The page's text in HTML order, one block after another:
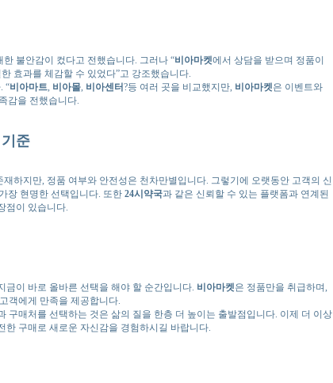
불안감이 컸다고 전했습니다. 그러나 “비아마켓에서 상담을 받으며 정품이
효과를 체감할 수 있었다”고 강조했습니다.
“비아마트, 비아몰, 비아센터?등 여러 곳을 비교했지만, 비아마켓은 이벤트와
감을 전했습니다.
준
재하지만, 정품 여부와 안전성은 천차만별입니다. 그렇기에 오랫동안 고객의 신
장 현명한 선택입니다. 또한 24시약국과 같은 신뢰할 수 있는 플랫폼과 연계된
점이 있습니다.
이 바로 올바른 선택을 해야 할 순간입니다. 비아마켓은 정품만을 취급하며,
객에게 만족을 제공합니다.
구매처를 선택하는 것은 삶의 질을 한층 더 높이는 출발점입니다. 이제 더 이상
한 구매로 새로운 자신감을 경험하시길 바랍니다.